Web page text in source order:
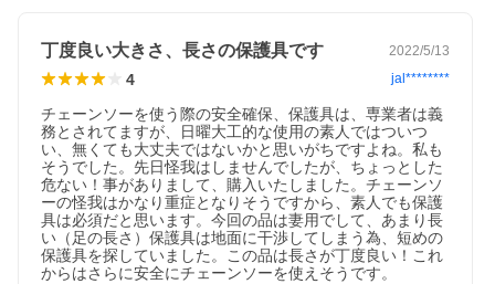
丁度良い大きさ、長さの保護具です 2022/5/13
4 jal********
チェーンソーを使う際の安全確保、保護具は、専業者は義
務とされてますが、日曜大工的な使用の素人ではついつ
い、無くても大丈夫ではないかと思いがちですよね。私も
そうでした。先日怪我はしませんでしたが、ちょっとした
危ない！事がありまして、購入いたしました。チェーンソ
ーの怪我はかなり重症となりそうですから、素人でも保護
具は必須だと思います。今回の品は妻用でして、あまり長
い（足の長さ）保護具は地面に干渉してしまう為、短めの
保護具を探していました。この品は長さが丁度良い！これ
からはさらに安全にチェーンソーを使えそうです。